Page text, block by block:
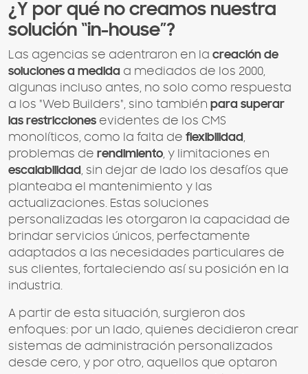
¿Y por qué no creamos nuestra
solución “in-house”?
Las agencias se adentraron en la creación de
soluciones a medida a mediados de los 2000,
algunas incluso antes, no solo como respuesta
a los "Web Builders", sino también para superar
las restricciones evidentes de los CMS
monolíticos, como la falta de flexibilidad
problemas de rendimiento , y limitaciones en
escalabilidad
, sin dejar de lado los desafíos que
planteaba el mantenimiento y las
actualizaciones. Estas soluciones
personalizadas les otorgaron la capacidad de
brindar servicios únicos, perfectamente
adaptados a las necesidades particulares de
sus clientes, fortaleciendo así su posición en la
industria.
A partir de esta situación, surgieron dos
enfoques: por un lado, quienes decidieron crear
sistemas de administración personalizados
desde cero, y por otro, aquellos que optaron